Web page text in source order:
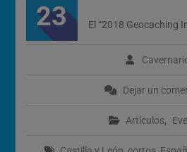
23
Dejar un
Artículos,
El “2018 Geocaching